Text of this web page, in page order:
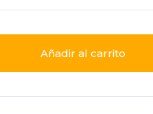
Añadir al carrito